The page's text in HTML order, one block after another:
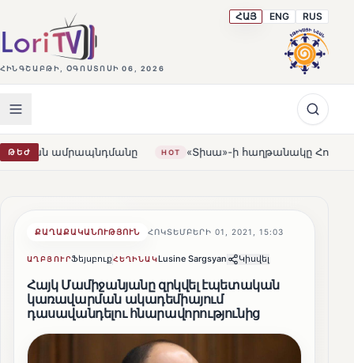
ՀԻՆԳՇԱԲԹԻ, ՕԳՈՍՏՈՍԻ 06, 2026
ՀԱՅ ENG RUS
ԹԵԺ HOT «Տիսա»-ի հաղթանակը Հունգարիայում․
ՔԱՂԱՔԱԿԱՆՈՒԹՅՈՒՆ ՀՈԿՏԵՄԲԵՐԻ 01, 2021, 15:03
ԱՂԲՅՈՒՐՖեյսբուքՀԵՂԻՆԱԿLusine Sargsyan Կիսվել
Հայկ Մամիջանյանը զրկվել էպետական
կառավարման ակադեմիայում
դասավանդելու հնարավորությունից